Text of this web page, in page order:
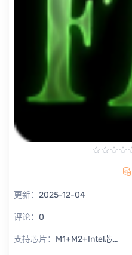
更新： 2025-12-04
评论： 0
支持芯片： M1+M2+Intel芯片通用